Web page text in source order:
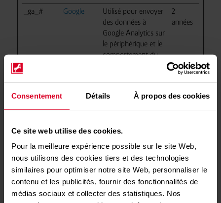
Consentement Détails À propos des cookies
Ce site web utilise des cookies.
Pour la meilleure expérience possible sur le site Web,
nous utilisons des cookies tiers et des technologies
similaires pour optimiser notre site Web, personnaliser le
contenu et les publicités, fournir des fonctionnalités de
médias sociaux et collecter des statistiques. Nos
_ga_# Google
Utilisé pour envoyer
des données à
Google Analytics sur
le périphérique et le
comportement du
canaux de marketing.
2
années
visites du site web
par l'utilisateur, telles
que le nombre de
visites, le temps
moyen passé sur le
site et quelles pages
on été consultées.